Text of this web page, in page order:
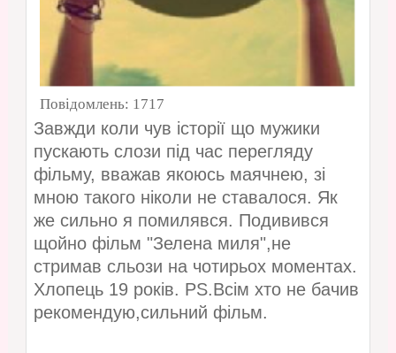
Повідомлень: 1717
Завжди коли чув історії що мужики
пускають слози під час перегляду
фільму, вважав якоюсь маячнею, зі
мною такого ніколи не ставалося. Як
же сильно я помилявся. Подивився
щойно фільм "Зелена миля",не
стримав сльози на чотирьох моментах.
Хлопець 19 років. PS.Всім хто не бачив
рекомендую,сильний фільм.